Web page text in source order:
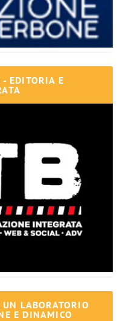
- EDITORIA E
LABORATORIO
E DINAMICO